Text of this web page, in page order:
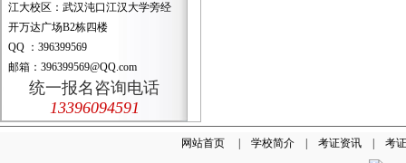
江大校区：武汉沌口江汉大学旁经
开万达广场B2栋四楼
QQ ：396399569
邮箱：396399569@QQ.com
统一报名咨询电话
13396094591
网站首页| 学校简介| 考证资讯| 考